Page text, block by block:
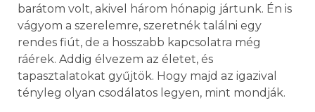
barátom volt, akivel három hónapig jártunk. Én is
vágyom a szerelemre, szeretnék találni egy
rendes fiút, de a hosszabb kapcsolatra még
ráérek. Addig élvezem az életet, és
tapasztalatokat gyűjtök. Hogy majd az igazival
tényleg olyan csodálatos legyen, mint mondják.